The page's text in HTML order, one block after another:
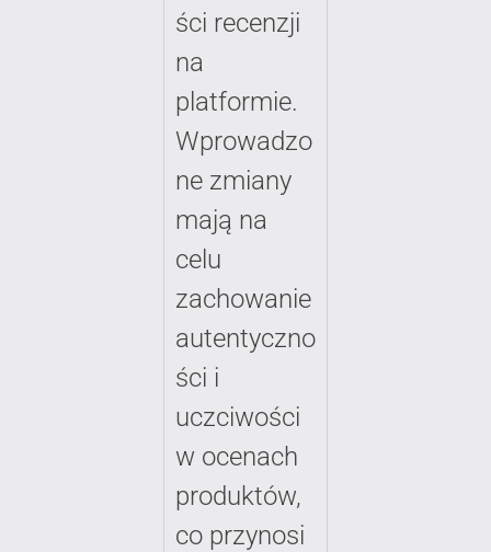
ści recenzji
na
platformie.
Wprowadzo
ne zmiany
mają na
celu
zachowanie
autentyczno
ści i
uczciwości
w ocenach
produktów,
co przynosi